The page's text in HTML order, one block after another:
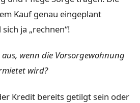
Kauf genau eingeplant
ja „rechnen“!
wenn die Vorsorgewohnung
wird?
Kredit bereits getilgt sein oder